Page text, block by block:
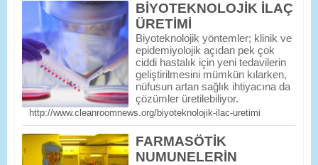
BİYOTEKNOLOJİK İLAÇ
ÜRETİMİ
Biyoteknolojik yöntemler; klinik ve
epidemiyolojik açıdan pek çok
ciddi hastalık için yeni tedavilerin
geliştirilmesini mümkün kılarken,
nüfusun artan sağlık ihtiyacına da
çözümler üretilebiliyor.
http://www.cleanroomnews.org/biyoteknolojik-ilac-uretimi
FARMASÖTİK
NUMUNELERİN